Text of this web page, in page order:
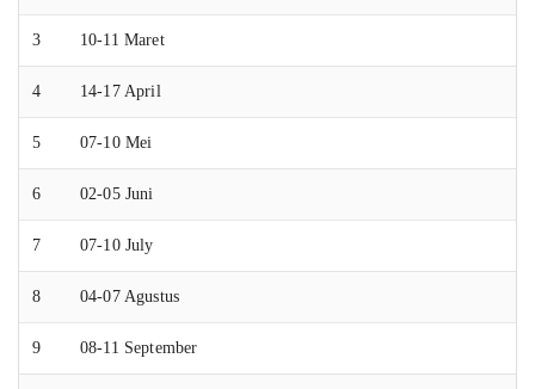
3 10-11 Maret
4 14-17 April
5 07-10 Mei
6 02-05 Juni
7 07-10 July
8 04-07 Agustus
9 08-11 September